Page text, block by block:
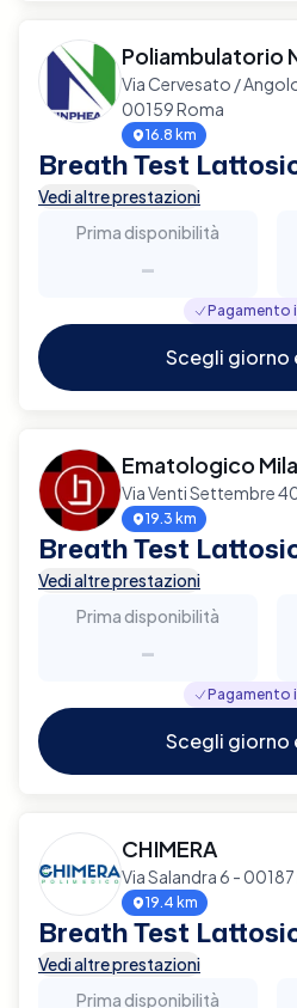
Poliambulatorio
Via Cervesato /
00159 Roma
16.8 km
Breath Test
Vedi altre prestazioni
Prima disponibilità
-
Pagamento
Scegli giorno
Ematologico
Via Venti Settembre
19.3 km
Breath Test
Vedi altre prestazioni
Prima disponibilità
-
Pagamento
Scegli giorno
CHIMERA
Via Salandra 6 -
19.4 km
Breath Test
Vedi altre prestazioni
Prima disponibilità